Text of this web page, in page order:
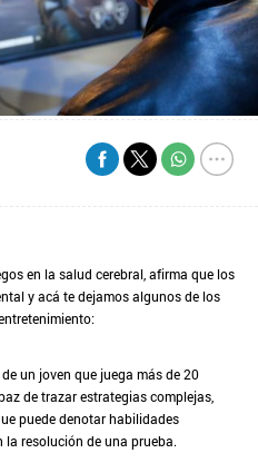
en la salud cerebral, afirma que los
y acá te dejamos algunos de los
un joven que juega más de 20
de trazar estrategias complejas,
puede denotar habilidades
resolución de una prueba.